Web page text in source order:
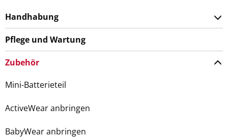
Handhabung
Pflege und Wartung
Zubehör
Mini-Batterieteil
ActiveWear anbringen
BabyWear anbringen